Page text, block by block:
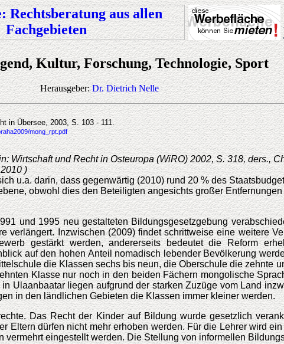
Kultur, Forschung, Technologie, Sport
Herausgeber:Dr. Dietrich Nelle
in Übersee, 2003, S. 103 - 111.
mong_rpt.pdf
Wirtschaft und Recht in Osteuropa (WiRO) 2002, S. 318, ders.,
)
u.a. darin, dass gegenwärtig (2010) rund 20 % des
obwohl dies den Beteiligten angesichts großer
und 1995 neu gestalteten Bildungsgesetzgebung
Inzwischen (2009) findet schrittweise eine weitere
gestärkt werden, andererseits bedeutet die Reform
auf den hohen Anteil nomadisch lebender Bevölkerung
die Klassen sechs bis neun, die Oberschule die zehnte
Klasse nur noch in den beiden Fächern mongolische
Ulaanbaatar liegen aufgrund der starken Zuzüge vom Land
in den ländlichen Gebieten die Klassen immer kleiner werden.
Das Recht der Kinder auf Bildung wurde gesetzlich
Eltern dürfen nicht mehr erhoben werden. Für die Lehrer wird
eingestellt werden. Die Stellung von informellen